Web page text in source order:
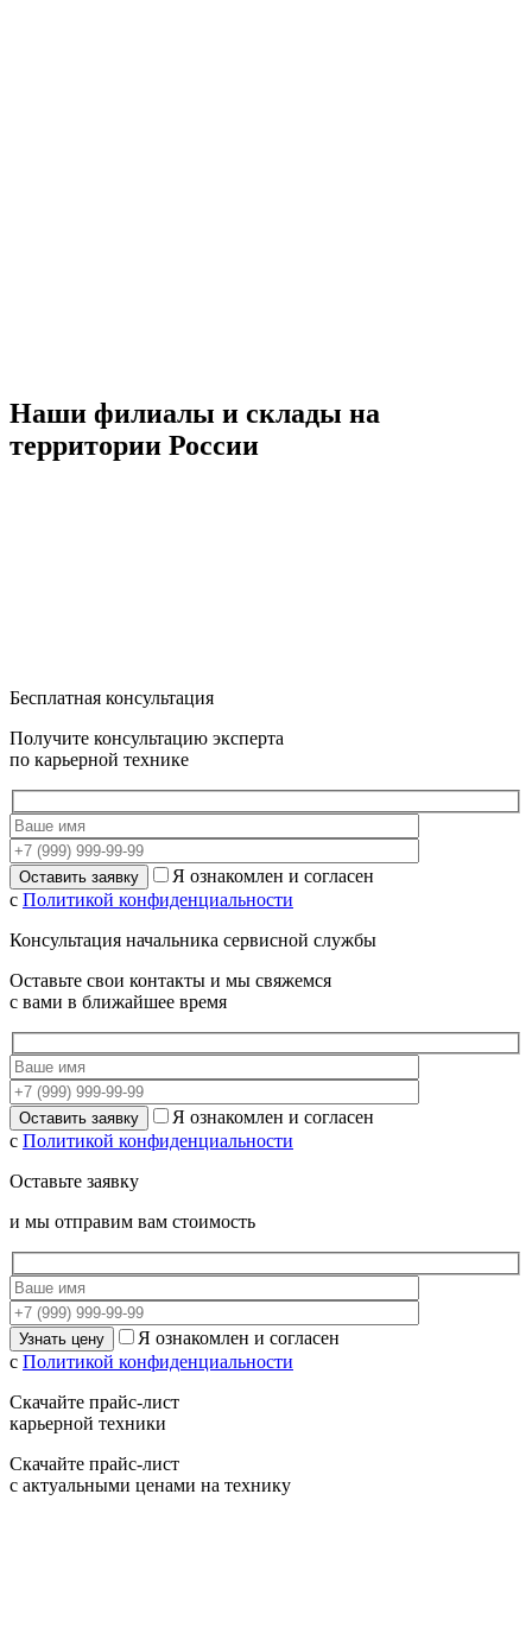
Наши филиалы и склады на
территории России
Бесплатная консультация
Получите консультацию эксперта
по карьерной технике
Я ознакомлен и согласен
с Политикой конфиденциальности
Консультация начальника сервисной службы
Оставьте свои контакты и мы свяжемся
с вами в ближайшее время
Я ознакомлен и согласен
с Политикой конфиденциальности
Оставьте заявку
и мы отправим вам стоимость
Я ознакомлен и согласен
с Политикой конфиденциальности
Скачайте прайс-лист
карьерной техники
Скачайте прайс-лист
с актуальными ценами на технику